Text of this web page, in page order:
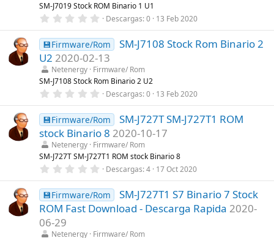
e
l
a
(
s
)
SM-J7019 Stock ROM Binario 1 U1
0
0
0
e
s
t
r
e
l
a
(
s
)
Descargas 0 13 Feb 2020
💾Firmware/Rom
SM-J7108 Stock Rom Binario 2
U2 2020-02-13
Netenergy Firmware/ Rom
SM-J7108 Stock Rom Binario 2 U2
0
0
0
e
s
t
r
e
l
a
(
s
)
Descargas 0 13 Feb 2020
💾Firmware/Rom
SM-J727T SM-J727T1 ROM
stock Binario 8 2020-10-17
Netenergy Firmware/ Rom
SM-J727T SM-J727T1 ROM stock Binario 8
0
0
0
e
s
Descargas 4 17 Oct 2020
💾Firmware/Rom
SM-J727T1 S7 Binario 7 Stock
ROM Fast Download - Descarga Rapida 2020-
06-29
Netenergy Firmware/ Rom